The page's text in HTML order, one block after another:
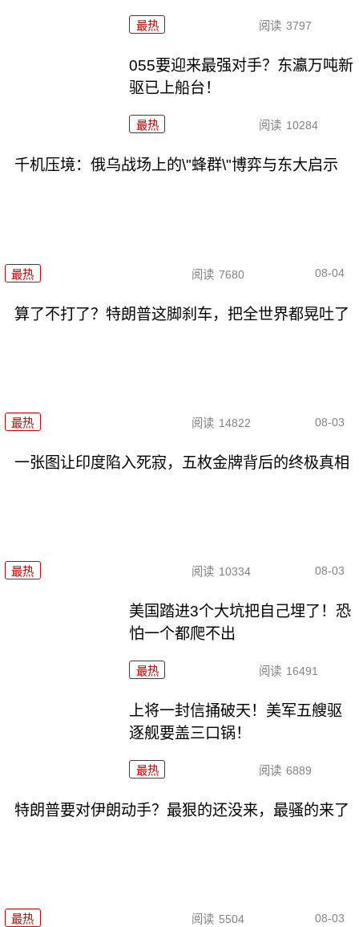
最热 阅读 3797
055要迎来最强对手？东瀛万吨新
驱已上船台！
最热 阅读 10284
千机压境：俄乌战场上的\"蜂群\"博弈与东大启示
最热 阅读 7680 08-04
算了不打了？特朗普这脚刹车，把全世界都晃吐了
最热 阅读 14822 08-03
一张图让印度陷入死寂，五枚金牌背后的终极真相
最热 阅读 10334 08-03
美国踏进3个大坑把自己埋了！恐
怕一个都爬不出
最热 阅读 16491
上将一封信捅破天！美军五艘驱
逐舰要盖三口锅！
最热 阅读 6889
特朗普要对伊朗动手？最狠的还没来，最骚的来了
最热 阅读 5504 08-03